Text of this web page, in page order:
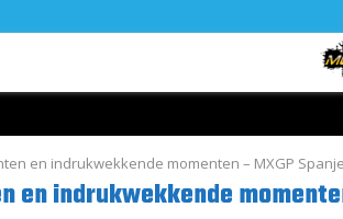
en indrukwekkende momenten – MXGP
en indrukwekkende